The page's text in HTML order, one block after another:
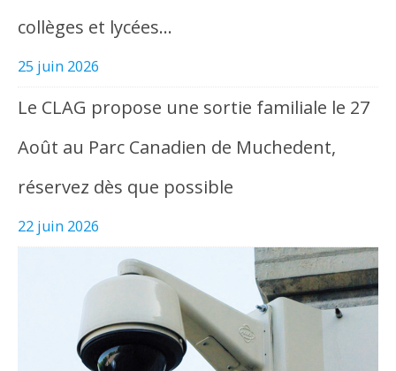
collèges et lycées…
25 juin 2026
Le CLAG propose une sortie familiale le 27
Août au Parc Canadien de Muchedent,
réservez dès que possible
22 juin 2026